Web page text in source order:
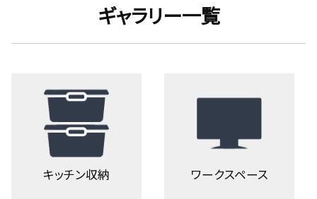
ギャラリー一覧
キッチン収納 ワークスペース